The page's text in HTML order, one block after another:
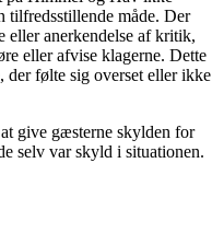
tilfredsstillende måde. Der
eller anerkendelse af kritik,
eller afvise klagerne. Dette
der følte sig overset eller ikke
give gæsterne skylden for
selv var skyld i situationen.